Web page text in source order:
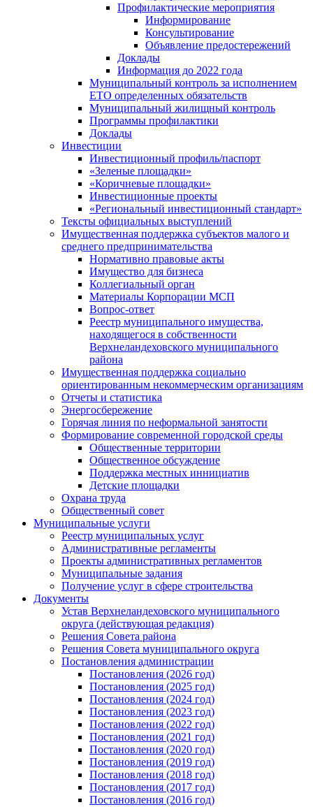
Профилактические мероприятия
Информирование
Консультирование
Объявление предостережений
Доклады
Информация до 2022 года
Муниципальный контроль за исполнением
ЕТО определенных обязательств
Муниципальный жилищный контроль
Программы профилактики
Доклады
Инвестиции
Инвестиционный профиль/паспорт
«Зеленые площадки»
«Коричневые площадки»
Инвестиционные проекты
«Региональный инвестиционный стандарт»
Тексты официальных выступлений
Имущественная поддержка субъектов малого и
среднего предпринимательства
Нормативно правовые акты
Имущество для бизнеса
Коллегиальный орган
Материалы Корпорации МСП
Вопрос-ответ
Реестр муниципального имущества,
находящегося в собственности
Верхнеландеховского муниципального
района
Имущественная поддержка социально
ориентированным некоммерческим организациям
Отчеты и статистика
Энергосбережение
Горячая линия по неформальной занятости
Формирование современной городской среды
Общественные территории
Общественное обсуждение
Поддержка местных иннициатив
Детские площадки
Охрана труда
Общественный совет
Муниципальные услуги
Реестр муниципальных услуг
Административные регламенты
Проекты административных регламентов
Муниципальные задания
Получение услуг в сфере строительства
Документы
Устав Верхнеландеховского муниципального
округа (действующая редакция)
Решения Совета района
Решения Совета муниципального округа
Постановления администрации
Постановления (2026 год)
Постановления (2025 год)
Постановления (2024 год)
Постановления (2023 год)
Постановления (2022 год)
Постановления (2021 год)
Постановления (2020 год)
Постановления (2019 год)
Постановления (2018 год)
Постановления (2017 год)
Постановления (2016 год)